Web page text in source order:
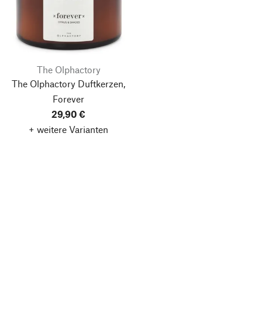
The Olphactory
The Olphactory Duftkerzen,
Forever
29,90 €
+ weitere Varianten